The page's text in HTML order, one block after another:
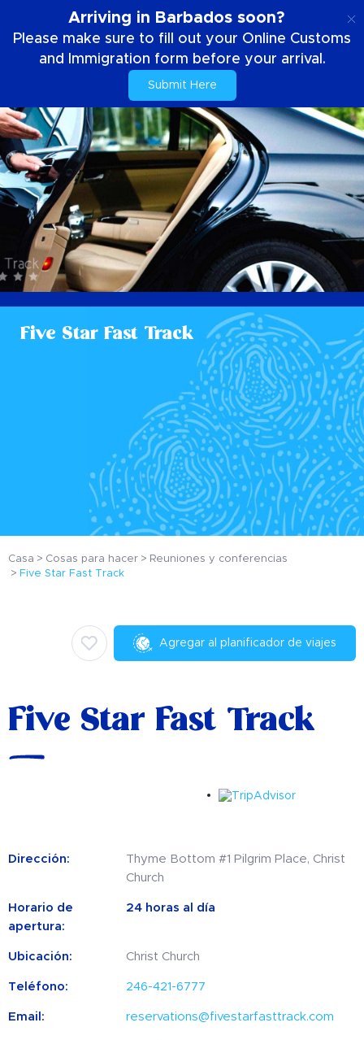
Arriving in Barbados soon?
Please make sure to fill out your Online Customs
and Immigration form before your arrival.
Submit Here
Five Star Fast Track
Casa Cosas para hacer
Reuniones y conferencias
Five Star Fast Track
Agregar al planificador de viajes
Five Star Fast Track
Dirección:
Thyme Bottom #1 Pilgrim Place, Christ
Church
Horario de
apertura:
24 horas al día
Ubicación: Christ Church
Teléfono: 246-421-6777
Email: reservations@fivestarfasttrack.com